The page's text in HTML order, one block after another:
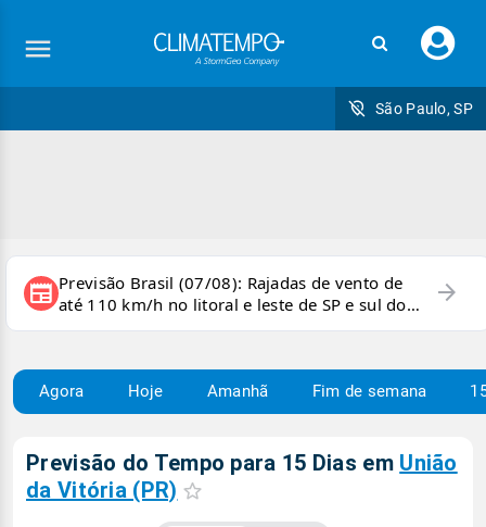
seu
São Paulo, SP
newspaper Previsão Brasil (07/08): Rajadas de vento de
até 110 km/h no litoral e leste de SP e sul do
RJ
arrow_forward
Agora Hoje Amanhã Fim de semana
Previsão do Tempo para 15 Dias em União
da Vitória (PR)